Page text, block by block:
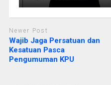
Newer Post
Wajib Jaga Persatuan dan
Kesatuan Pasca
Pengumuman KPU